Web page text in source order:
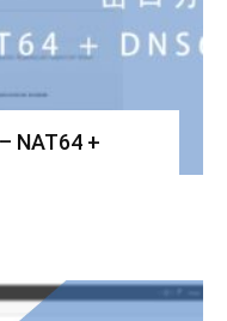
NAT64 +